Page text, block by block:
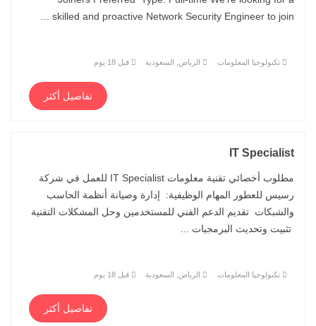
skilled and proactive Network Security Engineer to join ...
تكنولوجيا المعلومات الرياض, السعودية قبل 18 يوم
تفاصيل أكثر
IT Specialist
مطلوب أخصائي تقنية معلومات IT Specialist للعمل في شركة
رسيس للعطور المهام الوظيفية: إدارة وصيانة أنظمة الحاسب
والشبكات تقديم الدعم الفني للمستخدمين وحل المشكلات التقنية
تثبيت وتحديث البرمجيات ...
تكنولوجيا المعلومات الرياض, السعودية قبل 18 يوم
تفاصيل أكثر